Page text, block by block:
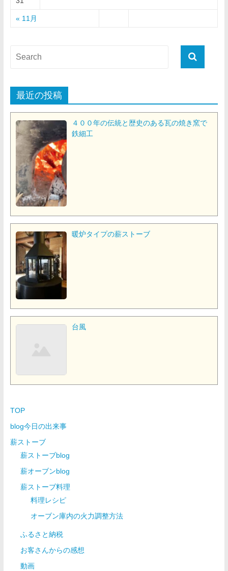
« 11月
最近の投稿
４００年の伝統と歴史のある瓦の焼き窯で
鉄細工
暖炉タイプの薪ストーブ
台風
TOP
blog今日の出来事
薪ストーブ
薪ストーブblog
薪オーブンblog
薪ストーブ料理
料理レシピ
オーブン庫内の火力調整方法
ふるさと納税
お客さんからの感想
動画